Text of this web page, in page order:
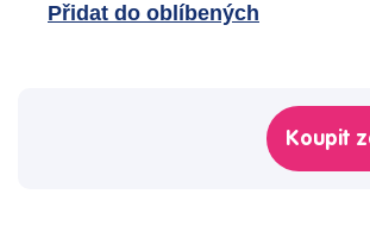
Přidat do oblíbených
Koupit